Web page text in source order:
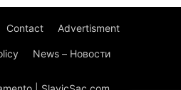
Contact Advertisment
News – Новости